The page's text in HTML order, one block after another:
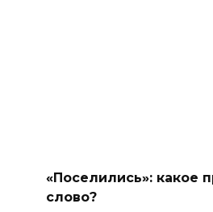
«Поселились»: какое
слово?